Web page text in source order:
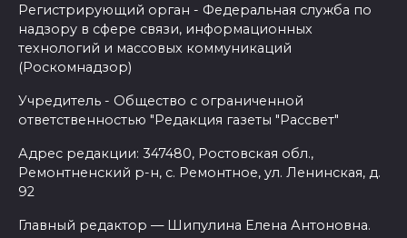
Регистрирующий орган - Федеральная служба по
надзору в сфере связи, информационных
технологий и массовых коммуникаций
(Роскомнадзор)
Учредитель - Общество с ограниченной
ответственностью "Редакция газеты "Рассвет"
Адрес редакции: 347480, Ростовская обл.,
Ремонтненский р-н, с. Ремонтное, ул. Ленинская, д.
92
Главный редактор — Шипулина Елена Антоновна.